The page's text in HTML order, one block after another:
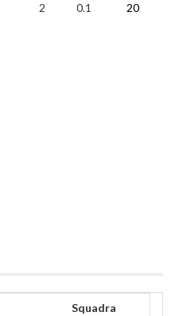
2 0.1 20
Squadra